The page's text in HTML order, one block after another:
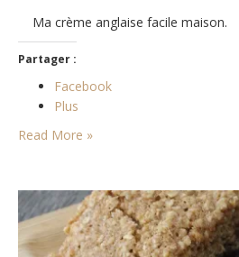
Ma crème anglaise facile maison.
Partager :
Facebook
Plus
Read More »